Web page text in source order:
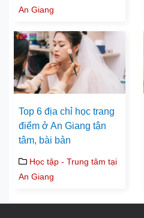
An Giang
Top 6 địa chỉ học trang
điểm ở An Giang tận
tâm, bài bản
Học tập - Trung tâm tại
An Giang